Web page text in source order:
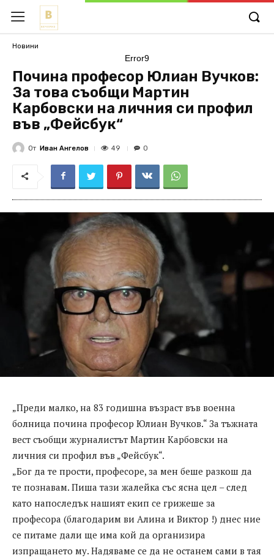
Новини
Error9
Почина професор Юлиан Вучков:
За това съобщи Мартин
Карбовски на личния си профил
във „Фейсбук“
От Иван Ангелов 49 0
„Преди малко, на 83 годишна възраст във военна
болница почина професор Юлиан Вучков.“ За тъжната
вест съобщи журналистът Мартин Карбовски на
личния си профил във „Фейсбук“.
„Бог да те прости, професоре, за мен беше разкош да
те познавам. Пиша тази жалейка със ясна цел – след
като напоследък нашият екип се грижеше за
професора (благодарим ви Алина и Виктор !) днес ние
се питаме дали ще има кой да организира
изпращането му. Надяваме се да не останем сами в тая